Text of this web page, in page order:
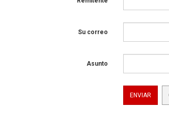
Su correo
Asunto
ENVIAR